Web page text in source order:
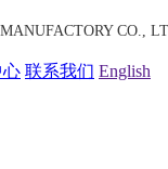
CO.,
心 联系我们 English